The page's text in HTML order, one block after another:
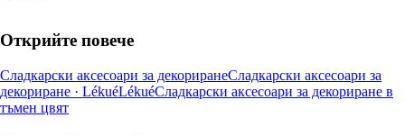
Открийте повече
Сладкарски аксесоари за декориранеСладкарски аксесоари за
декориране · LékuéLékuéСладкарски аксесоари за декориране в
тъмен цвят